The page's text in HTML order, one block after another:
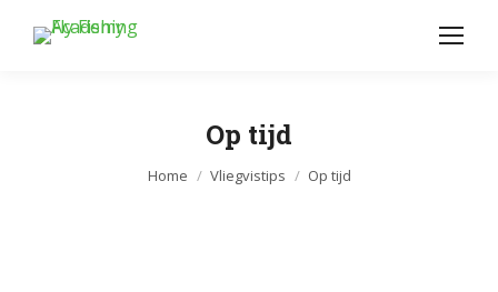
Op tijd
Je bent hier:
Home Vliegvistips Op tijd